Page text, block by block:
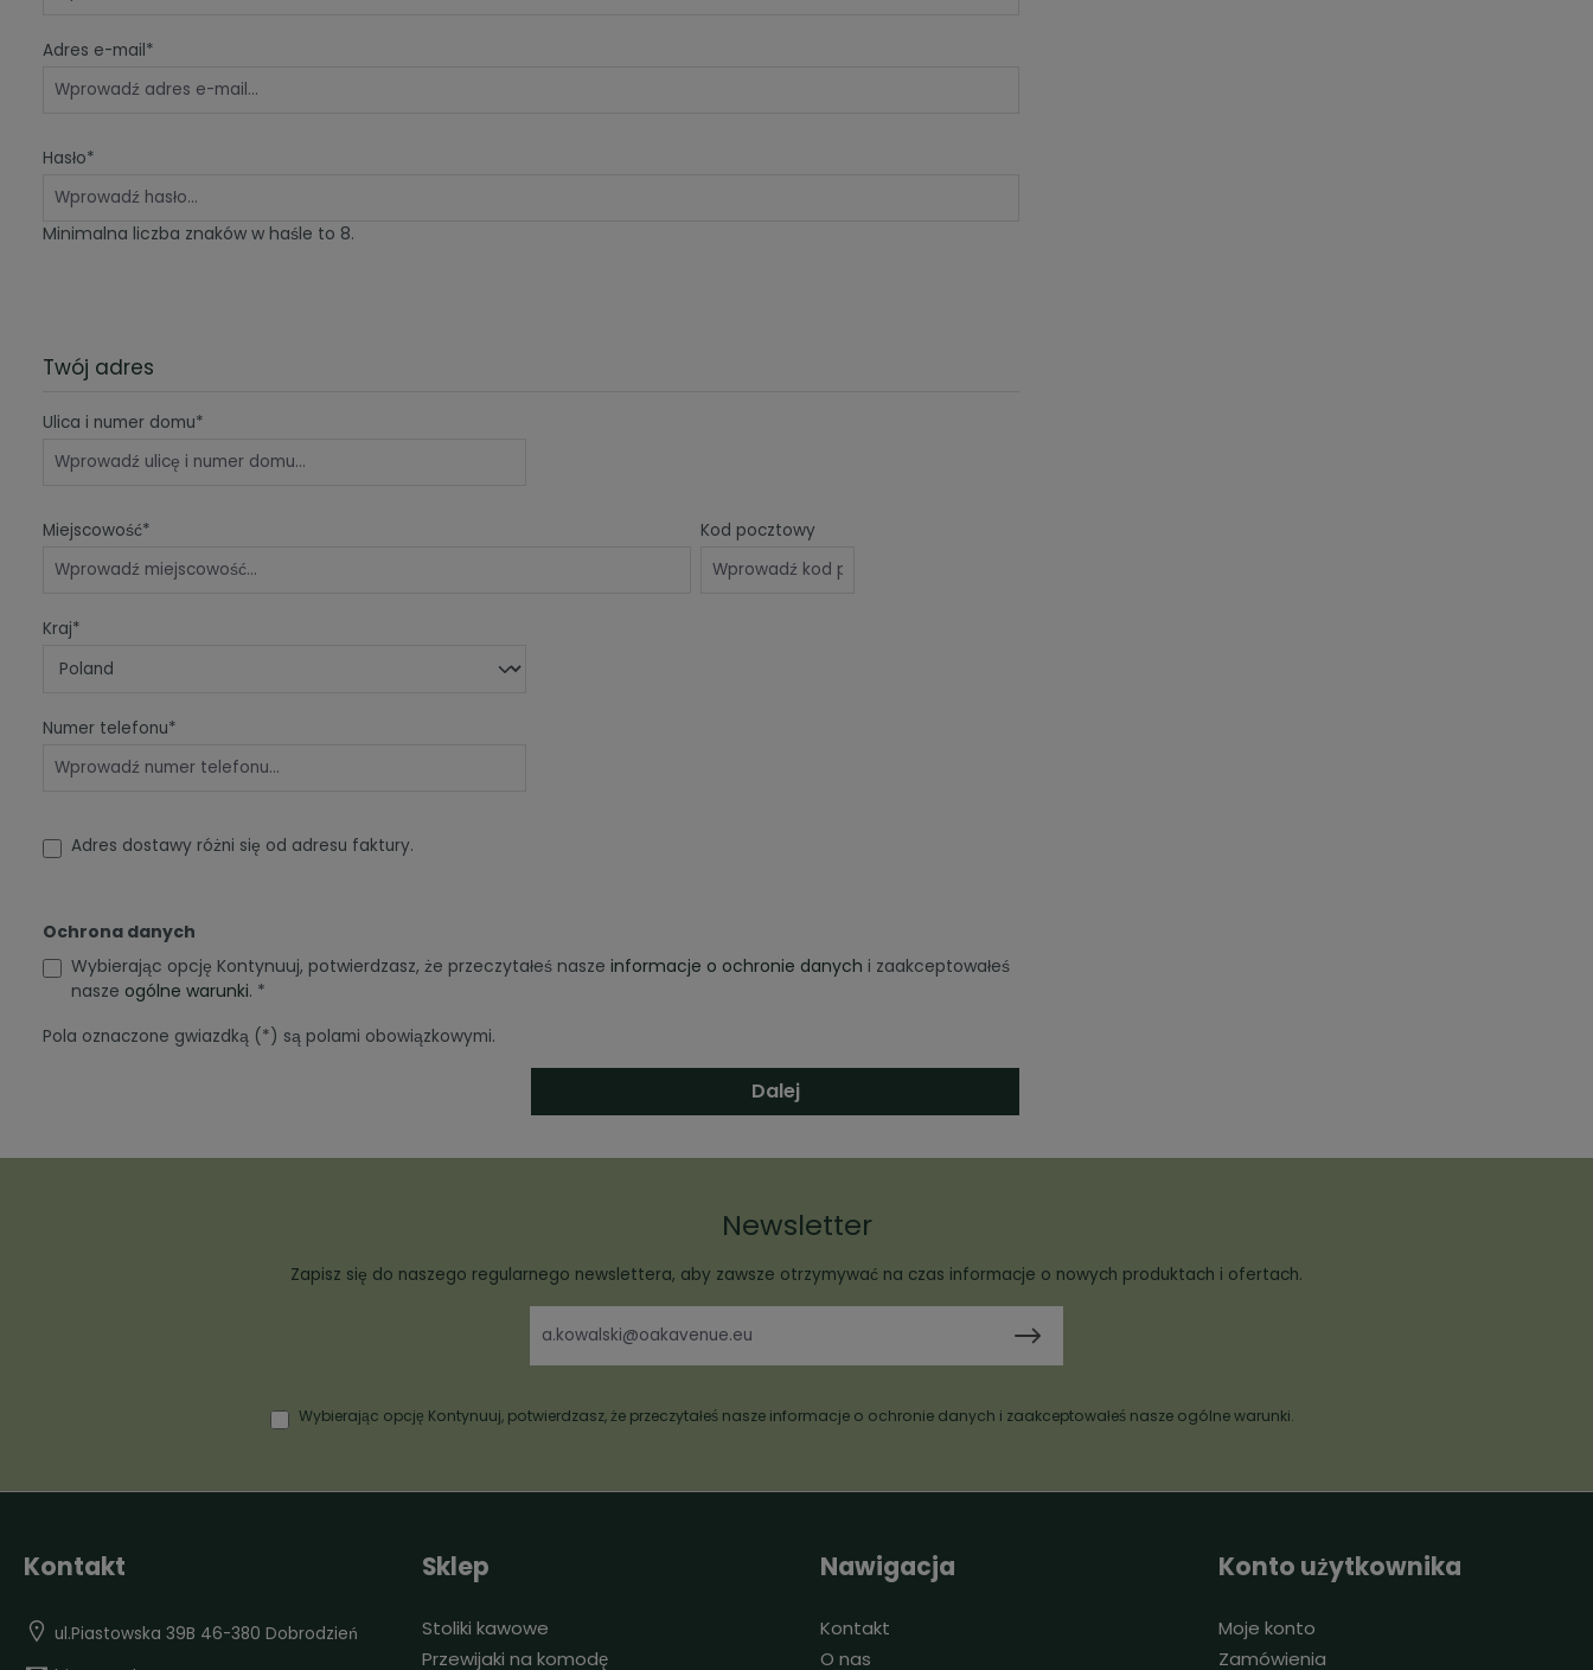
Adres e-mail*
Hasło*
Minimalna liczba znaków w haśle to 8.
Twój adres
Ulica i numer domu*
Miejscowość* Kod pocztowy
Kraj*
Numer telefonu*
Adres dostawy różni się od adresu faktury.
Ochrona danych
Wybierając opcję Kontynuuj, potwierdzasz, że przeczytałeś nasze informacje o ochronie danych i zaakceptowałeś
nasze ogólne warunki . *
Pola oznaczone gwiazdką (*) są polami obowiązkowymi.
Dalej
Newsletter
Zapisz się do naszego regularnego newslettera, aby zawsze otrzymywać na czas informacje o nowych produktach i ofertach.
Wybierając opcję Kontynuuj, potwierdzasz, że przeczytałeś nasze informacje o ochronie danych i zaakceptowałeś nasze ogólne warunki.
Kontakt
ul.Piastowska 39B 46-380 Dobrodzień
Sklep
Stoliki kawowe
Przewijaki na komodę
Nawigacja
Kontakt
O nas
Konto użytkownika
Moje konto
Zamówienia